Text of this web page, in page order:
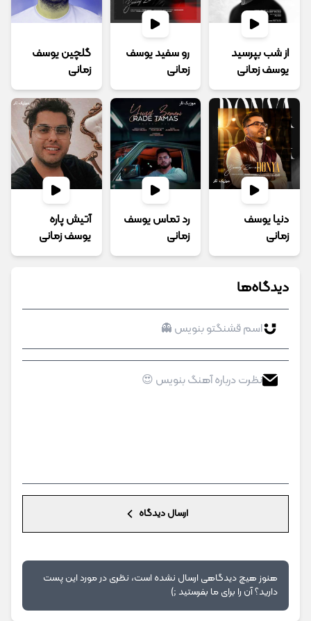
از شب بپرسید
یوسف زمانی
رو سفید یوسف
زمانی
گلچین یوسف
زمانی
دنیا یوسف
زمانی
رد تماس یوسف
زمانی
آتیش پاره
یوسف زمانی
دیدگاه‌ها
ارسال دیدگاه
هنوز هیچ دیدگاهی ارسال نشده است، نظری در مورد این پست
دارید؟ آن را برای ما بفرستید ;)